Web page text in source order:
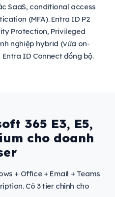
SaaS, conditional access
(MFA). Entra ID P2
Protection, Privileged
nghiệp hybrid (vừa on-
ID Connect đồng bộ.
365 E3, E5,
cho doanh
+ Office + Email + Teams
Có 3 tier chính cho